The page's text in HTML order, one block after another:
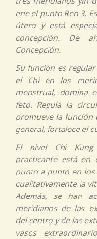
ene el punto Ren3.
útero y está
concepción. De
Concepción.
Su función es
el Chien los
menstrual, domina
feto. Regula la
promueve la función
general, fortalece el
El nivel Chi
practicante está en
punto a punto en
cualitativamente la
Además, se han
meridianos de las
del centro y de las
vasos